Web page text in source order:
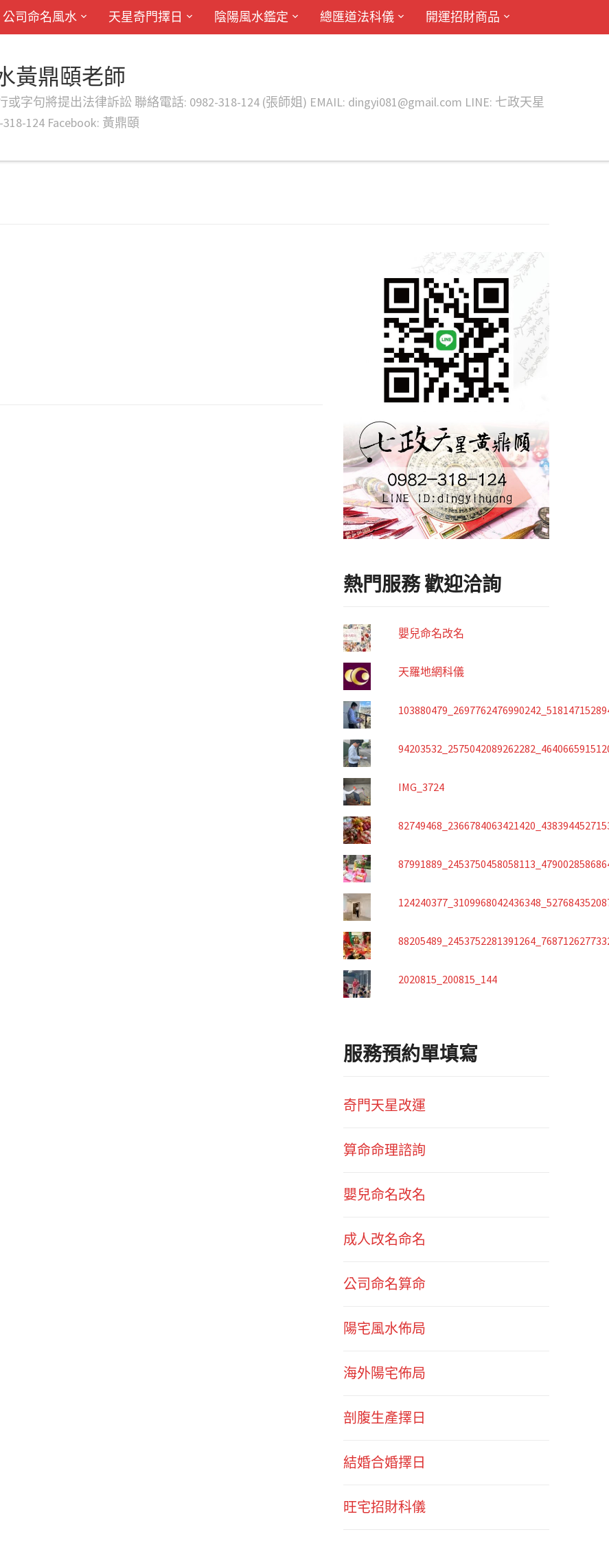
公司命名風水 天星奇門擇日 陰陽風水鑑定 總匯道法科儀 開運招財商品
黃鼎頤老師
字句將提出法律訴訟 聯絡電話: 0982-318-124 (張師姐) EMAIL: dingyi081@gmail.com LINE: 七政天星
124 Facebook: 黃鼎頤
熱門服務 歡迎洽詢
嬰兒命名改名
天羅地網科儀
IMG_3724
2020815_200815_144
服務預約單填寫
奇門天星改運
算命命理諮詢
嬰兒命名改名
成人改名命名
公司命名算命
陽宅風水佈局
海外陽宅佈局
剖腹生產擇日
結婚合婚擇日
旺宅招財科儀